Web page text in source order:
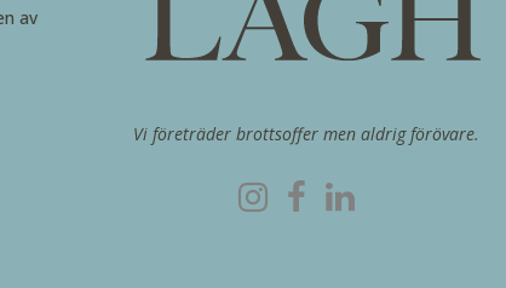
av
Vi företräder brottsoffer men aldrig förövare.